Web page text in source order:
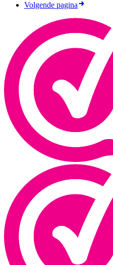
Volgende pagina